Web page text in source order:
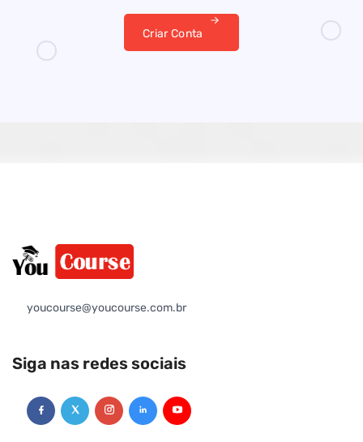
Criar Conta
youcourse@youcourse.com.br
Siga nas redes sociais